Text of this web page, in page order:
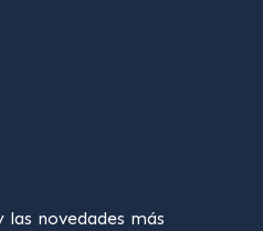
las novedades más